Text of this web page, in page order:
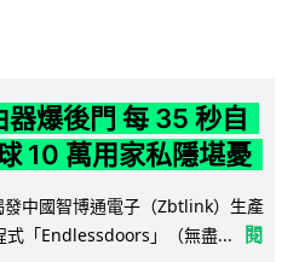
爆後門 每 35 秒自
10 萬用家私隱堪憂
中國智博通電子（Zbtlink）生產
式「Endlessdoors」（無盡...
閱